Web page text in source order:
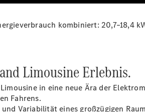
kombiniert: 20,7–18,4
Limousine Erlebnis.
in eine neue Ära der
Fahrens.
Variabilität eines großzügigen